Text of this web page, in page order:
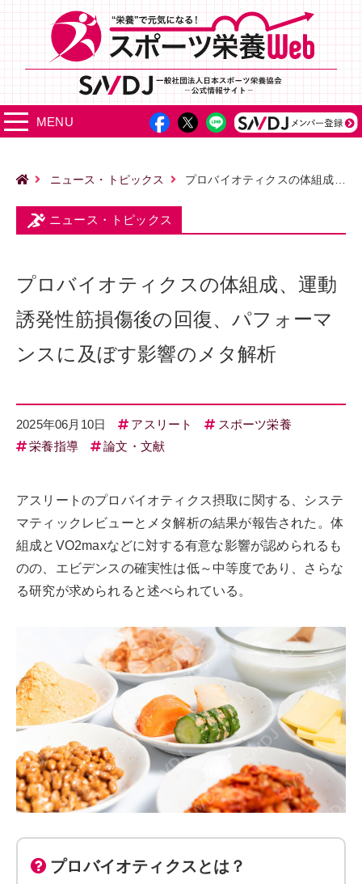
MENU
ニュース・トピックス プロバイオティクスの体組成、運動誘発性筋損傷後の回復、パフォーマンスに及ぼす影響のメタ解析
ニュース・トピックス
プロバイオティクスの体組成、運動
誘発性筋損傷後の回復、パフォーマ
ンスに及ぼす影響のメタ解析
2025年06月10日 アスリート
スポーツ栄養
栄養指導
論文・文献
アスリートのプロバイオティクス摂取に関する、システ
マティックレビューとメタ解析の結果が報告された。体
組成とVO2maxなどに対する有意な影響が認められるも
のの、エビデンスの確実性は低～中等度であり、さらな
る研究が求められると述べられている。
プロバイオティクスとは？